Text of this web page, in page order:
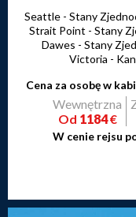
Seattle - Stany
Strait Point - Stany
Dawes - Stany
Victoria -
Cena za osobę w
Wewnętrzna
Od 1184€
W cenie rejsu